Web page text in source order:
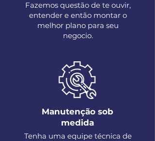
Fazemos questão de te ouvir,
entender e então montar o
melhor plano para seu
negocio.
Manutenção sob
medida
Tenha uma equipe técnica de